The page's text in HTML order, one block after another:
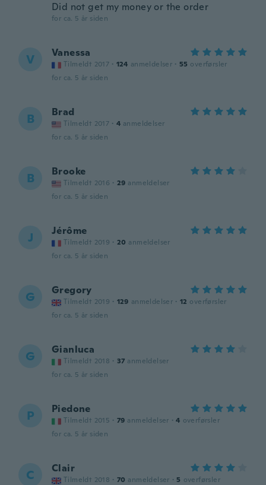
Did not get my money or the order
for ca. 5 år siden
V Vanessa
Tilmeldt 2017 · 124 anmeldelser · 55 overførsler
for ca. 5 år siden
B Brad
Tilmeldt 2017 · 4 anmeldelser
for ca. 5 år siden
B Brooke
Tilmeldt 2016 · 29 anmeldelser
for ca. 5 år siden
J Jérôme
Tilmeldt 2019 · 20 anmeldelser
for ca. 5 år siden
G Gregory
Tilmeldt 2019 · 129 anmeldelser · 12 overførsler
for ca. 5 år siden
G Gianluca
Tilmeldt 2018 · 37 anmeldelser
for ca. 5 år siden
P Piedone
Tilmeldt 2015 · 79 anmeldelser · 4 overførsler
for ca. 5 år siden
C Clair
Tilmeldt 2018 · 70 anmeldelser · 5 overførsler